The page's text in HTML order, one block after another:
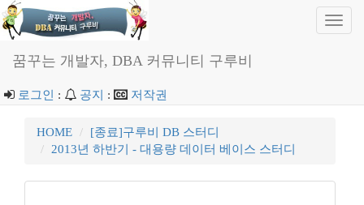
꿈꾸는 개발자, DBA 커뮤니티 구루비
로그인 : 공지 : 저작권
HOME
[종료]구루비 DB 스터디
2013년 하반기 - 대용량 데이터 베이스 스터디